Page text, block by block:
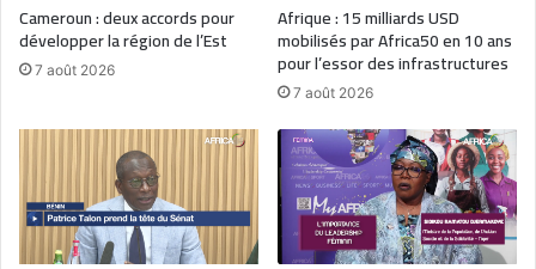
Cameroun : deux accords pour
développer la région de l’Est
7 août 2026
Afrique : 15 milliards USD
mobilisés par Africa50 en 10 ans
pour l’essor des infrastructures
7 août 2026